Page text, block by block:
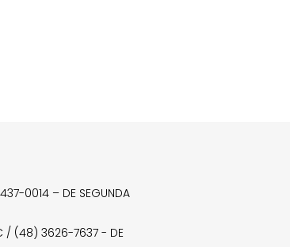
0014 – DE SEGUNDA
(48) 3626-7637 - DE